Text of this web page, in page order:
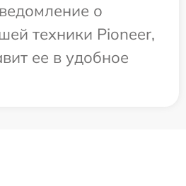
о
техники Pioneer,
ее в удобное